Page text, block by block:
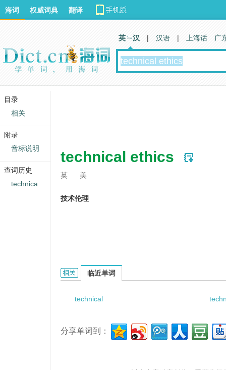
technical ethics
英 美
技术伦理
Technical Ethics的相关资料：
临近单词
technical
分享单词到：
海词 权威词典 翻译
英 汉 | 汉语 | 上海话 广
目录
相关
附录
音标说明
查词历史
technica